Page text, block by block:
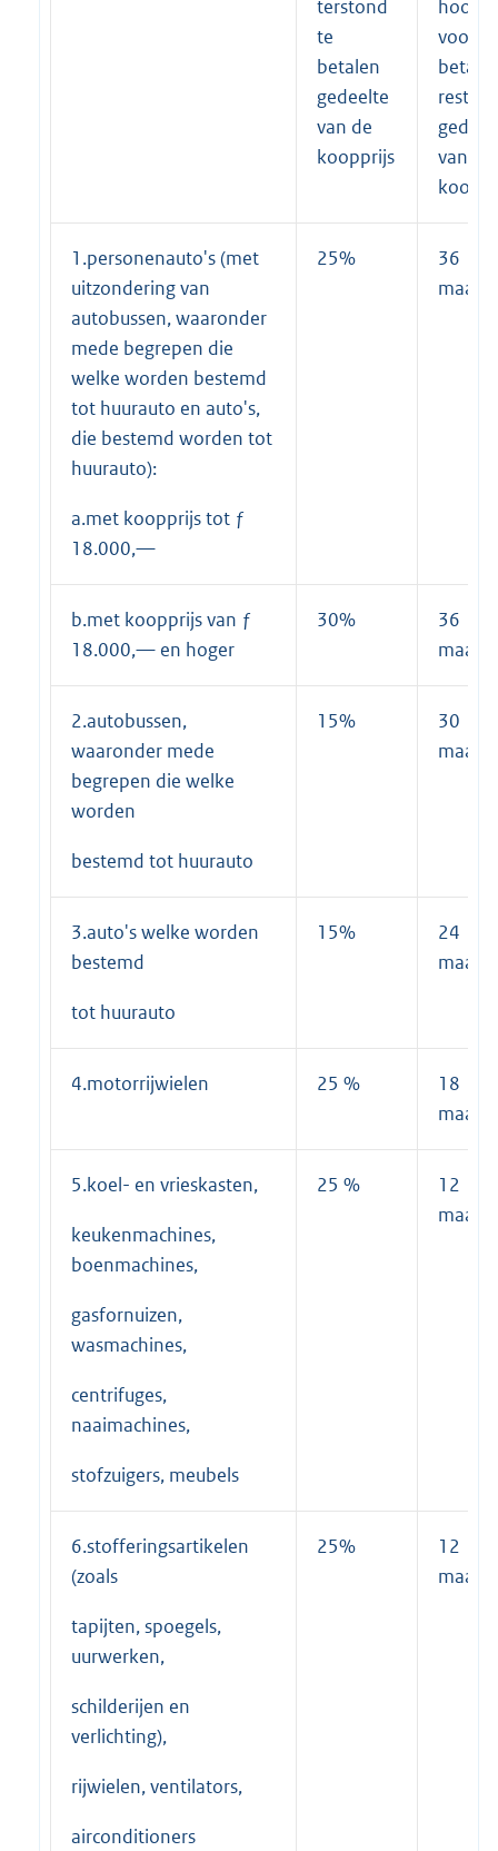
terstond
te
betalen
gedeelte
van de
koopprijs
voor
van de
1.personenauto's (met
uitzondering van
autobussen, waaronder
mede begrepen die
welke worden bestemd
tot huurauto en auto's,
die bestemd worden tot
huurauto):
a.met koopprijs tot ƒ
18.000,—
25%
36
b.met koopprijs van ƒ
18.000,— en hoger
30%
36
2.autobussen,
waaronder mede
begrepen die welke
worden
bestemd tot huurauto
15%
30
3.auto's welke worden
bestemd
tot huurauto
15%
24
4.motorrijwielen 25 %
18
5.koel- en vrieskasten,
keukenmachines,
boenmachines,
gasfornuizen,
wasmachines,
centrifuges,
naaimachines,
stofzuigers, meubels
25 %
12
6.stofferingsartikelen
(zoals
tapijten, spoegels,
uurwerken,
schilderijen en
verlichting),
rijwielen, ventilators,
airconditioners
25%
12